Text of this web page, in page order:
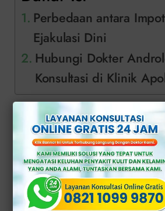
Perbedaan antara
Ejakulasi Dini
Hubungi Dokter
Konsultasi di Klinik
Perbedaan
Impotensi
Ejakulasi